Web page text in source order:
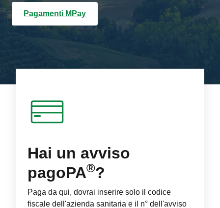
Pagamenti MPay
Hai un avviso
pagoPA®?
Paga da qui, dovrai inserire solo il codice
fiscale dell'azienda sanitaria e il n° dell'avviso